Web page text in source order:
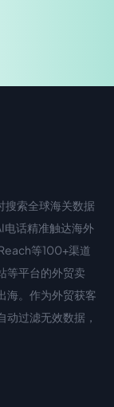
搜索全球海关数据
话精准触达海外
等100+渠道
等平台的外贸卖
海。作为外贸获客
过滤无效数据，